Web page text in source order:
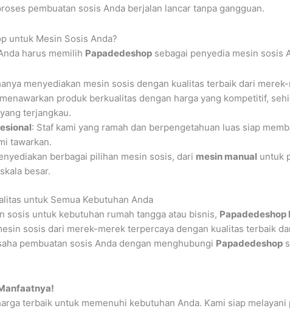
pembuatan sosis Anda berjalan lancar tanpa gangguan.
untuk Mesin Sosis Anda?
harus memilih Papadedeshop sebagai penyedia mesin sosis
menyediakan mesin sosis dengan kualitas terbaik dari
produk berkualitas dengan harga yang kompetitif,
terjangkau.
: Staf kami yang ramah dan berpengetahuan luas siap
tawarkan.
berbagai pilihan mesin sosis, dari mesin manual untuk
besar.
untuk Semua Kebutuhan Anda
sosis untuk kebutuhan rumah tangga atau bisnis, Papadedeshop
sosis dari merek-merek terpercaya dengan kualitas terbaik
pembuatan sosis Anda dengan menghubungi Papadedeshop
terbaik untuk memenuhi kebutuhan Anda. Kami siap